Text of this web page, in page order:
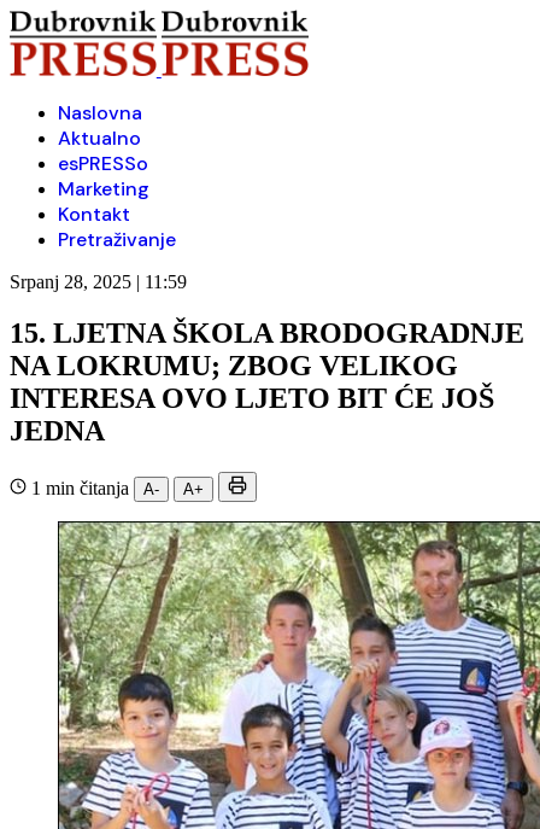
Naslovna
Aktualno
esPRESSo
Marketing
Kontakt
Pretraživanje
Srpanj 28, 2025 | 11:59
15. LJETNA ŠKOLA BRODOGRADNJE
NA LOKRUMU; ZBOG VELIKOG
INTERESA OVO LJETO BIT ĆE JOŠ
JEDNA
1 min čitanja A- A+